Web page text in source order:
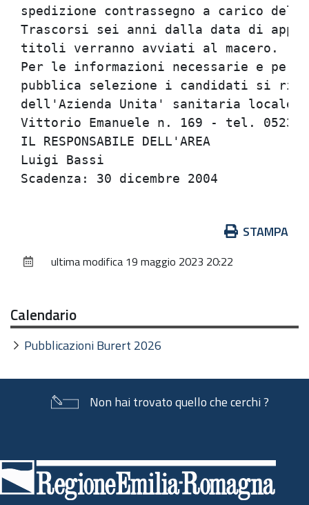
spedizione contrassegno
Trascorsi sei anni dalla data
titoli verranno
Per le informazioni
pubblica selezione i candidati
dell'Azienda Unita' sanitaria
Vittorio Emanuele
IL
Luigi
documento
STAMPA
ultima modifica 19 maggio 2023 20:22
Calendario
Pubblicazioni Burert 2026
Non hai trovato quello che cerchi ?
di
pagina